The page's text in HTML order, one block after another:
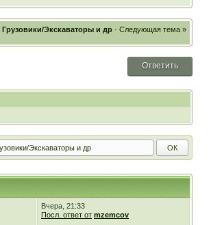
Грузовики/Экскаваторы и др ·Следующая тема »
Ответить
Вчера, 21:33
Посл. ответ от mzemcov